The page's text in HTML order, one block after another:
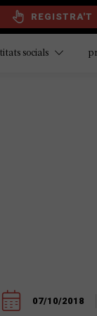
REGISTRA'T
socials
07/10/2018